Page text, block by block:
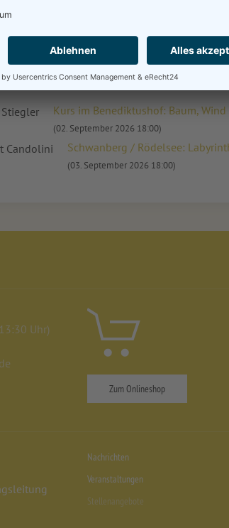
Kurs im Kloster
Sigler OSB
Kurs im Benediktushof: Baum,
(02. September 2026 18:00)
Schwanberg / Rödelsee:
(03. September 2026 18:00)
Uhr)
Zum Onlineshop
Nachrichten
Veranstaltungen
Stellenangebote